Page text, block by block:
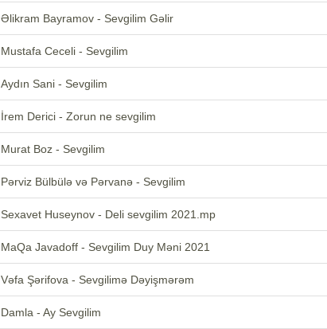
Əlikram Bayramov - Sevgilim Gəlir
Mustafa Ceceli - Sevgilim
Aydın Sani - Sevgilim
İrem Derici - Zorun ne sevgilim
Murat Boz - Sevgilim
Pərviz Bülbülə və Pərvanə - Sevgilim
Sexavet Huseynov - Deli sevgilim 2021.mp
MaQa Javadoff - Sevgilim Duy Məni 2021
Vəfa Şərifova - Sevgilimə Dəyişmərəm
Damla - Ay Sevgilim